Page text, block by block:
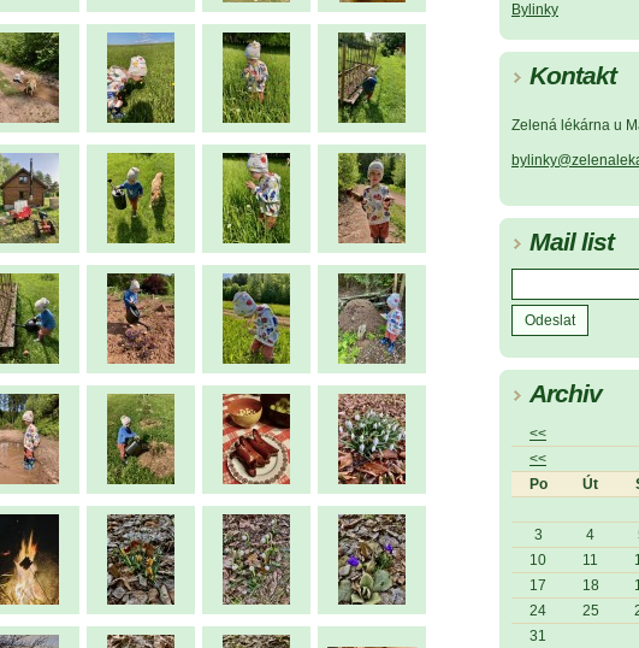
Bylinky
Kontakt
Zelená lékárna u
Mail list
Archiv
<<
<<
Po
Út
3 4
10
11
17
18
24
25
31